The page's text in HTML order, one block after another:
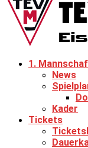
1.
News
Kader
Tickets